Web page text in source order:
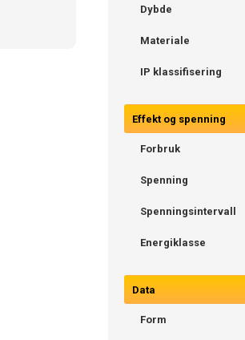
Dybde
Materiale
IP klassifisering
Effekt og spenning
Forbruk
Spenning
Spenningsintervall
Energiklasse
Data
Form